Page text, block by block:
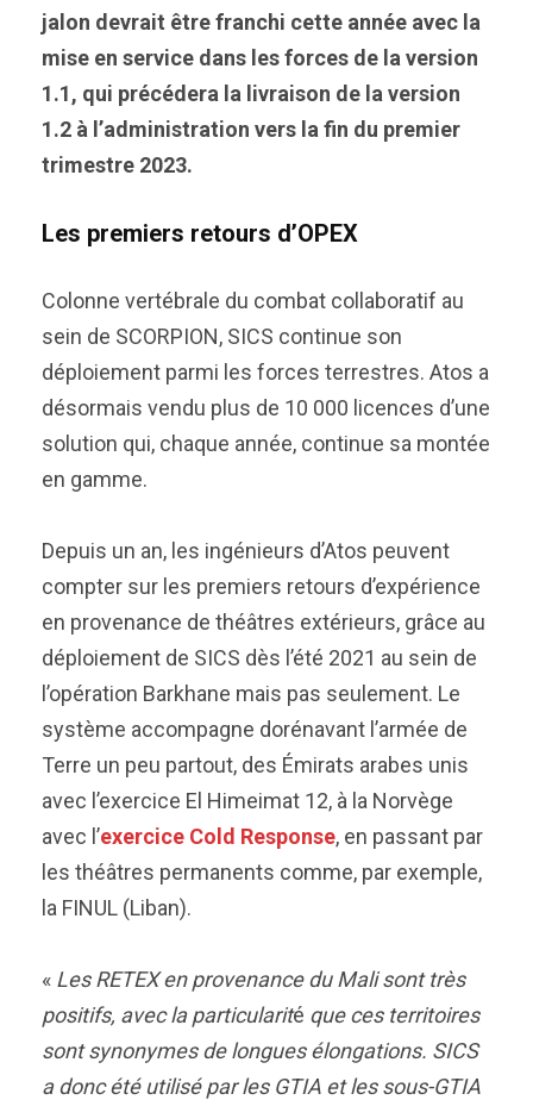
jalon devrait être franchi cette année avec la
mise en service dans les forces de la version
1.1, qui précédera la livraison de la version
1.2 à l’administration vers la fin du premier
trimestre 2023.
Les premiers retours d’OPEX
Colonne vertébrale du combat collaboratif au
sein de SCORPION, SICS continue son
déploiement parmi les forces terrestres. Atos a
désormais vendu plus de 10 000 licences d’une
solution qui, chaque année, continue sa montée
en gamme.
Depuis un an, les ingénieurs d’Atos peuvent
compter sur les premiers retours d’expérience
en provenance de théâtres extérieurs, grâce au
déploiement de SICS dès l’été 2021 au sein de
l’opération Barkhane mais pas seulement. Le
système accompagne dorénavant l’armée de
Terre un peu partout, des Émirats arabes unis
avec l’exercice El Himeimat 12, à la Norvège
avec l’exercice Cold Response, en passant par
les théâtres permanents comme, par exemple,
la FINUL (Liban).
« Les RETEX en provenance du Mali sont très
positifs, avec la particularité que ces territoires
sont synonymes de longues élongations. SICS
a donc été utilisé par les GTIA et les sous-GTIA